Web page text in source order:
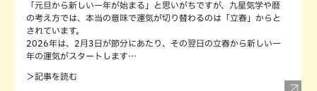
「元旦から新しい一年が始まる」と思いがちですが、九星気学や暦
の考え方では、本当の意味で運気が切り替わるのは「立春」からと
されています。
2026年は、2月3日が節分にあたり、その翌日の立春から新しい一
年の運気がスタートします…
＞記事を読む